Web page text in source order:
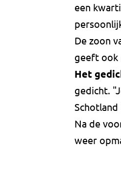
een
De zoon
geeft ook
Het
gedicht.
Schotland
Na de
weer